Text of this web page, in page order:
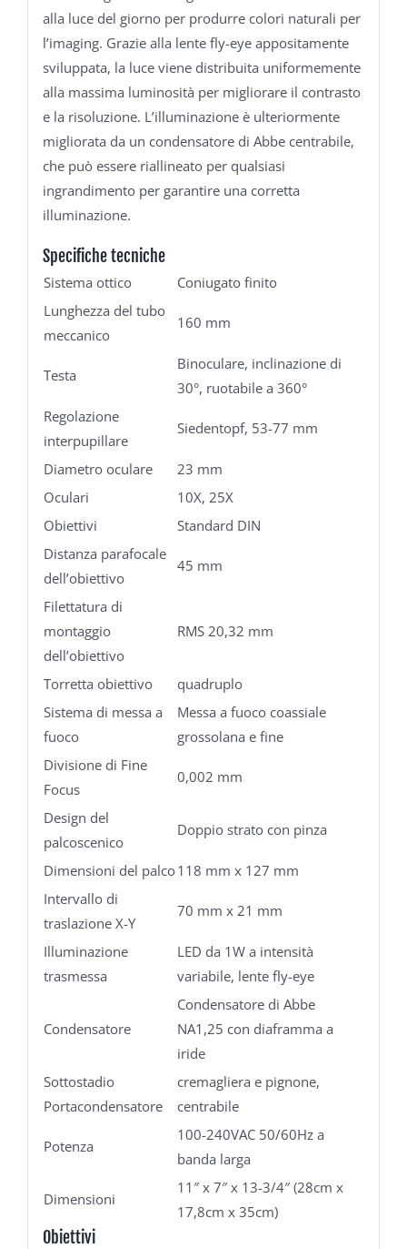
alla luce del giorno per produrre colori naturali per
l’imaging. Grazie alla lente fly-eye appositamente
sviluppata, la luce viene distribuita uniformemente
alla massima luminosità per migliorare il contrasto
e la risoluzione. L’illuminazione è ulteriormente
migliorata da un condensatore di Abbe centrabile,
che può essere riallineato per qualsiasi
ingrandimento per garantire una corretta
illuminazione.
Specifiche tecniche
Sistema ottico
Coniugato finito
Lunghezza del tubo
meccanico
160 mm
Testa
Binoculare, inclinazione di
30°, ruotabile a 360°
Regolazione
interpupillare
Siedentopf, 53-77 mm
Diametro oculare
23 mm
Oculari
10X, 25X
Obiettivi
Standard DIN
Distanza parafocale
dell’obiettivo
45 mm
Filettatura di
montaggio
dell’obiettivo
RMS 20,32 mm
Torretta obiettivo
quadruplo
Sistema di messa a
fuoco
Messa a fuoco coassiale
grossolana e fine
Divisione di Fine
Focus
0,002 mm
Design del
palcoscenico
Doppio strato con pinza
Dimensioni del palco118 mm x 127 mm
Intervallo di
traslazione X-Y
70 mm x 21 mm
Illuminazione
trasmessa
LED da 1W a intensità
variabile, lente fly-eye
Condensatore
Condensatore di Abbe
NA1,25 con diaframma a
iride
Sottostadio
Portacondensatore
cremagliera e pignone,
centrabile
Potenza
100-240VAC 50/60Hz a
banda larga
Dimensioni
11″ x 7″ x 13-3/4″ (28cm x
17,8cm x 35cm)
Obiettivi